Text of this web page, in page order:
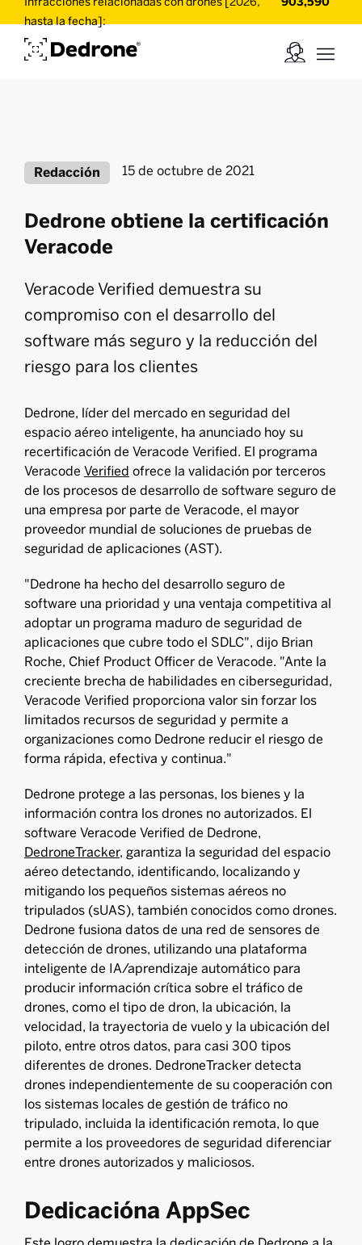
hasta la fecha]:
Redacción 15 de octubre de 2021
Dedrone obtiene la certificación
Veracode
Veracode Verified demuestra su
compromiso con el desarrollo del
software más seguro y la reducción del
riesgo para los clientes
Dedrone, líder del mercado en seguridad del
espacio aéreo inteligente, ha anunciado hoy su
recertificación de Veracode Verified. El programa
Veracode Verified ofrece la validación por terceros
de los procesos de desarrollo de software seguro de
una empresa por parte de Veracode, el mayor
proveedor mundial de soluciones de pruebas de
seguridad de aplicaciones (AST).
"Dedrone ha hecho del desarrollo seguro de
software una prioridad y una ventaja competitiva al
adoptar un programa maduro de seguridad de
aplicaciones que cubre todo el SDLC", dijo Brian
Roche, Chief Product Officer de Veracode. "Ante la
creciente brecha de habilidades en ciberseguridad,
Veracode Verified proporciona valor sin forzar los
limitados recursos de seguridad y permite a
organizaciones como Dedrone reducir el riesgo de
forma rápida, efectiva y continua."
Dedrone protege a las personas, los bienes y la
información contra los drones no autorizados. El
software Veracode Verified de Dedrone,
DedroneTracker, garantiza la seguridad del espacio
aéreo detectando, identificando, localizando y
mitigando los pequeños sistemas aéreos no
tripulados (sUAS), también conocidos como drones.
Dedrone fusiona datos de una red de sensores de
detección de drones, utilizando una plataforma
inteligente de IA/aprendizaje automático para
producir información crítica sobre el tráfico de
drones, como el tipo de dron, la ubicación, la
velocidad, la trayectoria de vuelo y la ubicación del
piloto, entre otros datos, para casi 300 tipos
diferentes de drones. DedroneTracker detecta
drones independientemente de su cooperación con
los sistemas locales de gestión de tráfico no
tripulado, incluida la identificación remota, lo que
permite a los proveedores de seguridad diferenciar
entre drones autorizados y maliciosos.
‍Dedicacióna AppSec